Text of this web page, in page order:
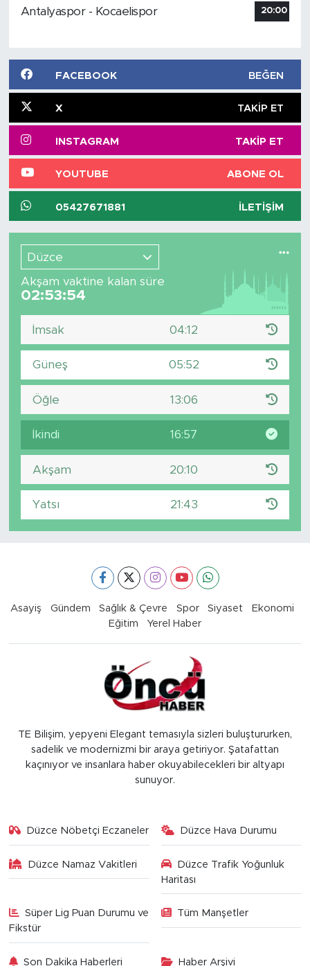
Antalyaspor - Kocaelispor 20:00
FACEBOOK BEĞEN
X TAKIP ET
INSTAGRAM TAKIP ET
YOUTUBE ABONE OL
05427671881 İLETIŞIM
Düzce
Akşam vaktine kalan süre
02:53:53
İmsak 04:12
Güneş 05:52
Öğle 13:06
İkindi 16:57
Akşam 20:10
Yatsı 21:43
Asayiş Gündem Sağlık & Çevre Spor Siyaset
Ekonomi
Eğitim
Yerel Haber
TE Bilişim, yepyeni Elegant temasıyla sizleri buluştururken,
sadelik ve modernizmi bir araya getiriyor. Şatafattan
kaçınıyor ve insanlara haber okuyabilecekleri bir altyapı
sunuyor.
Düzce Nöbetçi Eczaneler Düzce Hava Durumu
Düzce Namaz Vakitleri
Düzce Trafik Yoğunluk
Haritası
Süper Lig Puan Durumu ve
Fikstür
Tüm Manşetler
Son Dakika Haberleri Haber Arşivi